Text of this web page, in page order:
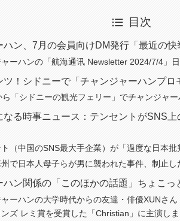
目次
ハン、7月の会員向けDM発行「最近の
ーハンの「航海通讯 Newsletter 2024/7/4」
ツ！シドニーで「チャンジャーハンプロ
ら「シドニーの観光フェリー」でチャンジャ
なる時事ニュース：テンセントがSNS
（中国のSNS最大手企業）が「過度な日本批
で日本人母子らが男に襲われた事件、制止
ハン関係の「このほかの話題」ちょこっ
ーハンの大学時代からの友達・俳優XUNさ
ズ レミ賞を受賞した「Christian」に主演しま